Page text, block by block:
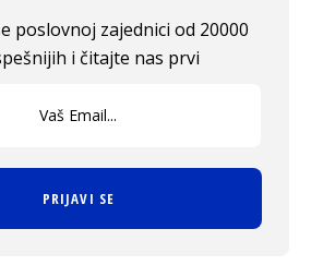
poslovnoj zajednici od 20000
i čitajte nas prvi
PRIJAVI SE